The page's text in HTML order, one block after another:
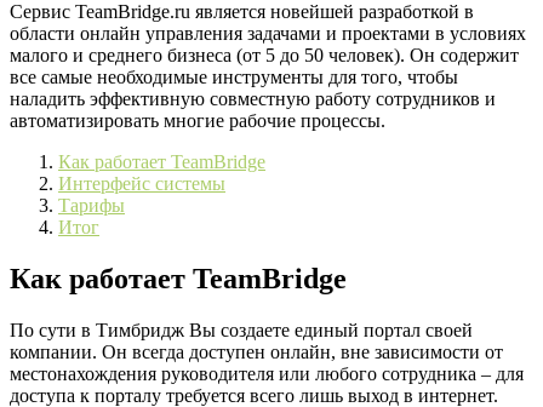
Сервис TeamBridge.ru является новейшей разработкой в
области онлайн управления задачами и проектами в условиях
малого и среднего бизнеса (от 5 до 50 человек). Он содержит
все самые необходимые инструменты для того, чтобы
наладить эффективную совместную работу сотрудников и
автоматизировать многие рабочие процессы.
Как работает TeamBridge
Интерфейс системы
Тарифы
Итог
Как работает TeamBridge
По сути в Тимбридж Вы создаете единый портал своей
компании. Он всегда доступен онлайн, вне зависимости от
местонахождения руководителя или любого сотрудника – для
доступа к порталу требуется всего лишь выход в интернет.